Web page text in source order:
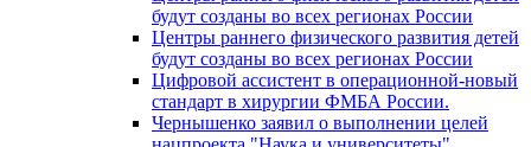
будут созданы во всех регионах России
Центры раннего физического развития детей
будут созданы во всех регионах России
Цифровой ассистент в операционной-новый
стандарт в хирургии ФМБА России.
Чернышенко заявил о выполнении целей